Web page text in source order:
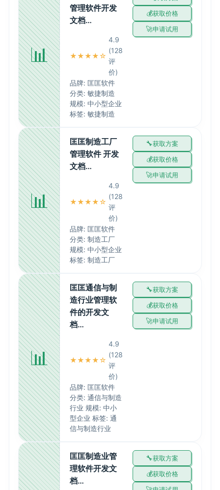
📊
管理软件开发
文档…
★★★★☆
4.9
(128
评
价)
品牌: 匡匡软件
分类: 敏捷制造
规模: 中小型企业
标签: 敏捷制造
获取价格
申请试用
📊
匡匡制造工厂
管理软件 开发
文档…
★★★★☆
4.9
(128
评
价)
品牌: 匡匡软件
分类: 制造工厂
规模: 中小型企业
标签: 制造工厂
获取方案
获取价格
申请试用
📊
匡匡通信与制
造行业管理软
件的开发文
档…
★★★★☆
4.9
(128
评
价)
品牌: 匡匡软件
分类: 通信与制造
行业 规模: 中小
型企业 标签: 通
信与制造行业
获取方案
获取价格
申请试用
匡匡制造业管
理软件开发文
档…
获取方案
获取价格